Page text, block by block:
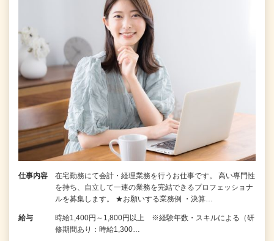
仕事内容
在宅勤務にて会計・経理業務を行うお仕事です。 高い専門性
を持ち、自立して一連の業務を完結できるプロフェッショナ
ルを募集します。 ★お願いする業務例 ・決算…
給与
時給1,400円～1,800円以上 ※経験年数・スキルによる（研
修期間あり：時給1,300…